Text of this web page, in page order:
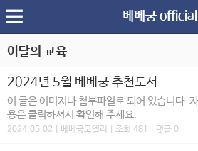
베베궁 official
이달의 교육
2024년 5월 베베궁 추천도서
이 글은 이미지나 첨부파일로 되어 있습니다.
용은 클릭하셔서 확인해 주세요.
2024.05.02 | 베베궁코엘리 | 조회 481 | 댓글 0